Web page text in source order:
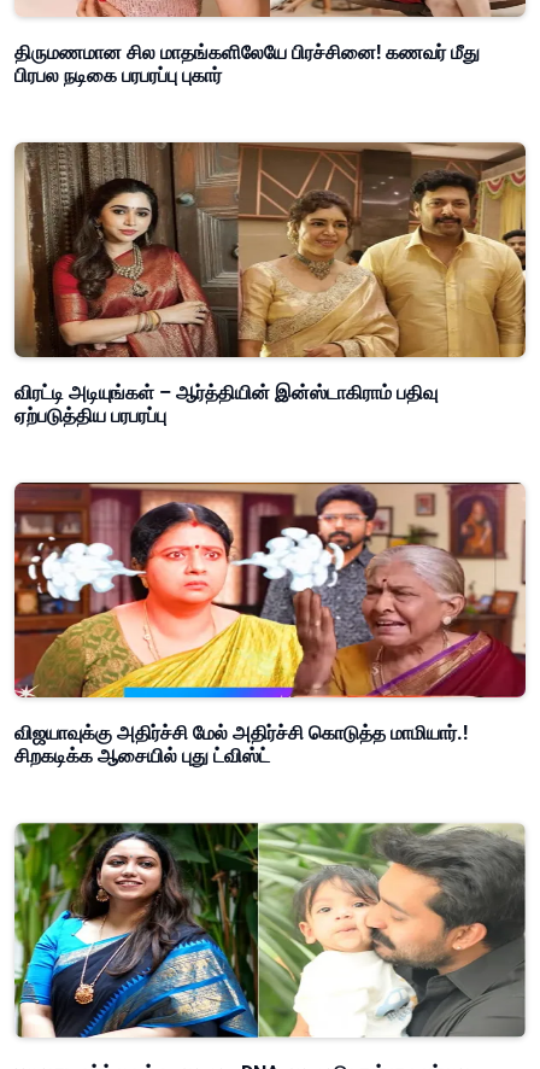
திருமணமான சில மாதங்களிலேயே பிரச்சினை! கணவர் மீது
பிரபல நடிகை பரபரப்பு புகார்
விரட்டி அடியுங்கள் – ஆர்த்தியின் இன்ஸ்டாகிராம் பதிவு
ஏற்படுத்திய பரபரப்பு
விஜயாவுக்கு அதிர்ச்சி மேல் அதிர்ச்சி கொடுத்த மாமியார்.!
சிறகடிக்க ஆசையில் புது ட்விஸ்ட்